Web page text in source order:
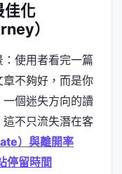
佳化
）
使用者看完一篇
不夠好，而是你
個迷失方向的讀
不只流失潛在客
）與離開率
停留時間